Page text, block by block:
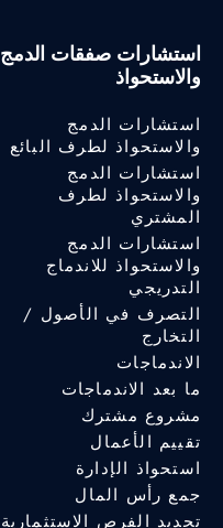
استشارات صفقات الدمج
والاستحواذ
استشارات الدمج
والاستحواذ لطرف البائع
استشارات الدمج
والاستحواذ لطرف
المشتري
استشارات الدمج
والاستحواذ للاندماج
التدريجي
التصرف في الأصول /
التخارج
الاندماجات
ما بعد الاندماجات
مشروع مشترك
تقييم الأعمال
استحواذ الإدارة
جمع رأس المال
تحديد الفرص الاستثمارية